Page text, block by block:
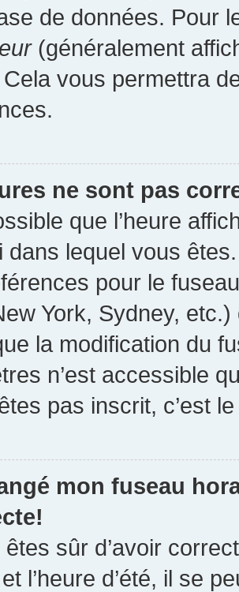
de données. Pour
(généralement
vous permettra
ne sont pas
que l’heure
dans lequel vous
pour le
York, Sydney,
la modification du
n’est accessible
pas inscrit, c’est
mon fuseau
sûr d’avoir
l’heure d’été, il se